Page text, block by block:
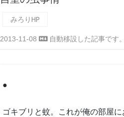
みろりHP
2013-11-08 自動移設した記事です
●
ゴキブリと蚊。これが俺の部屋